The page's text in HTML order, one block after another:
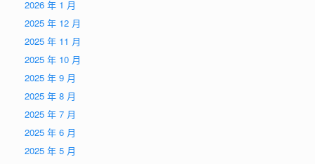
2026 年 1 月
2025 年 12 月
2025 年 11 月
2025 年 10 月
2025 年 9 月
2025 年 8 月
2025 年 7 月
2025 年 6 月
2025 年 5 月